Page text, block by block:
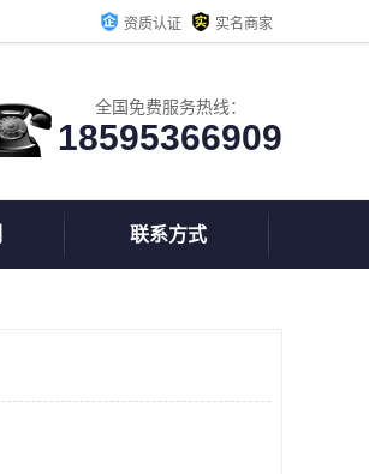
资质认证 实名商家
全国免费服务热线：
18595366909
联系方式